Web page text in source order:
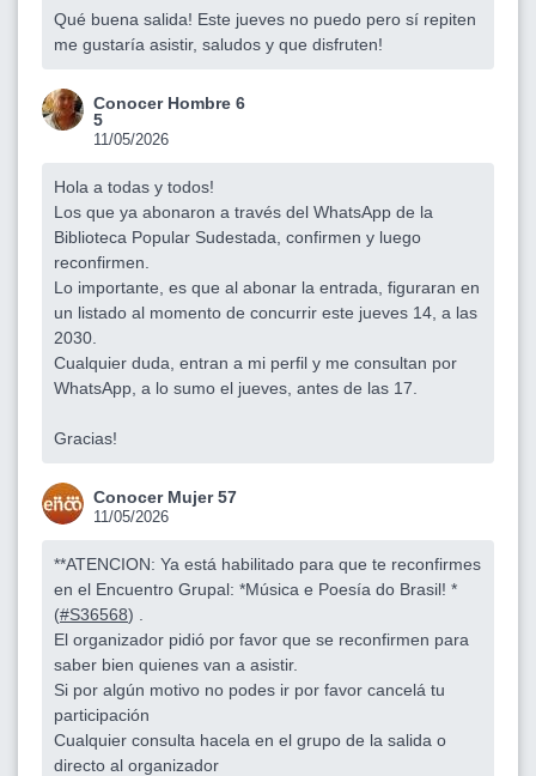
Qué buena salida! Este jueves no puedo pero sí repiten
me gustaría asistir, saludos y que disfruten!
Conocer Hombre 6
5
11/05/2026
Hola a todas y todos!
Los que ya abonaron a través del WhatsApp de la
Biblioteca Popular Sudestada, confirmen y luego
reconfirmen.
Lo importante, es que al abonar la entrada, figuraran en
un listado al momento de concurrir este jueves 14, a las
2030.
Cualquier duda, entran a mi perfil y me consultan por
WhatsApp, a lo sumo el jueves, antes de las 17.
Gracias!
Conocer Mujer 57
11/05/2026
**ATENCION: Ya está habilitado para que te reconfirmes
en el Encuentro Grupal: *Música e Poesía do Brasil! *
(#S36568) .
El organizador pidió por favor que se reconfirmen para
saber bien quienes van a asistir.
Si por algún motivo no podes ir por favor cancelá tu
participación
Cualquier consulta hacela en el grupo de la salida o
directo al organizador